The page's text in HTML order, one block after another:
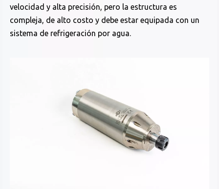
velocidad y alta precisión, pero la estructura es
compleja, de alto costo y debe estar equipada con un
sistema de refrigeración por agua.